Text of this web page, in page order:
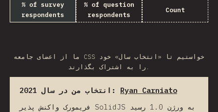
% of survey
respondents
% of question
respondents
Count
ما از اعضای جامعه CSS خواستیم تا «انتخاب سال» خود
را به اشتراک بگذارند.
انتخاب من در سال 2021: Ryan Carniato
فریمورک واکنش پذیر SolidJS به ورژن 1.0 رسید